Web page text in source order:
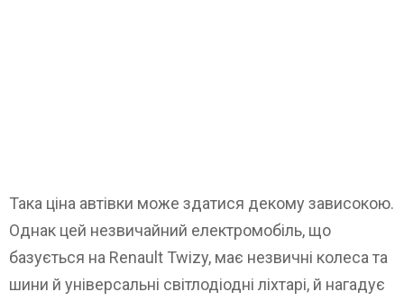
Така ціна автівки може здатися декому зависокою.
Однак цей незвичайний електромобіль, що
базується на Renault Twizy, має незвичні колеса та
шини й універсальні світлодіодні ліхтарі, й нагадує